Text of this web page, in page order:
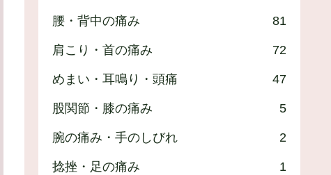
腰・背中の痛み 81
肩こり・首の痛み 72
めまい・耳鳴り・頭痛 47
股関節・膝の痛み 5
腕の痛み・手のしびれ 2
捻挫・足の痛み 1